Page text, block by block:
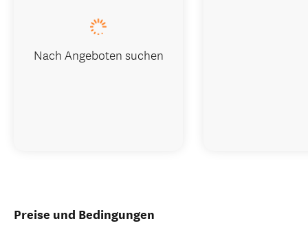
Preise und Bedingungen
Nach Angeboten suchen